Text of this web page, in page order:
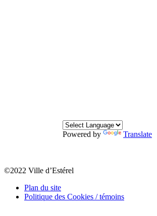
Powered by Translate
©2022 Ville d’Estérel
Plan du site
Politique des Cookies / témoins